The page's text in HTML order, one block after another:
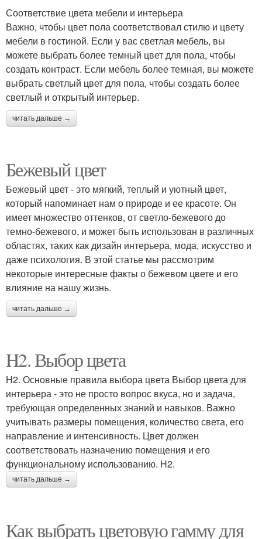
Соответствие цвета мебели и интерьера
Важно, чтобы цвет пола соответствовал стилю и цвету
мебели в гостиной. Если у вас светлая мебель, вы
можете выбрать более темный цвет для пола, чтобы
создать контраст. Если мебель более темная, вы можете
выбрать светлый цвет для пола, чтобы создать более
светлый и открытый интерьер.
читать дальше →
Бежевый цвет
Бежевый цвет - это мягкий, теплый и уютный цвет,
который напоминает нам о природе и ее красоте. Он
имеет множество оттенков, от светло-бежевого до
темно-бежевого, и может быть использован в различных
областях, таких как дизайн интерьера, мода, искусство и
даже психология. В этой статье мы рассмотрим
некоторые интересные факты о бежевом цвете и его
влияние на нашу жизнь.
читать дальше →
H2. Выбор цвета
H2. Основные правила выбора цвета Выбор цвета для
интерьера - это не просто вопрос вкуса, но и задача,
требующая определенных знаний и навыков. Важно
учитывать размеры помещения, количество света, его
направление и интенсивность. Цвет должен
соответствовать назначению помещения и его
функциональному использованию. H2.
читать дальше →
Как выбрать цветовую гамму для